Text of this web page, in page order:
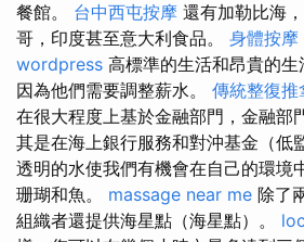
餐館。 台中西屯按摩 還有加勒比海
哥，印度甚至意大利食品。 身體按摩
wordpress 高標準的生活和昂貴的生
因為他們需要調整薪水。 傳統整復推
在很大程度上基於金融部門，金融部
其是在海上銀行服務和對沖基金（低
透明的水使我們有機會在自己的環境
珊瑚和魚。 massage near me 除了
組織者還提供海星點（海星點）。